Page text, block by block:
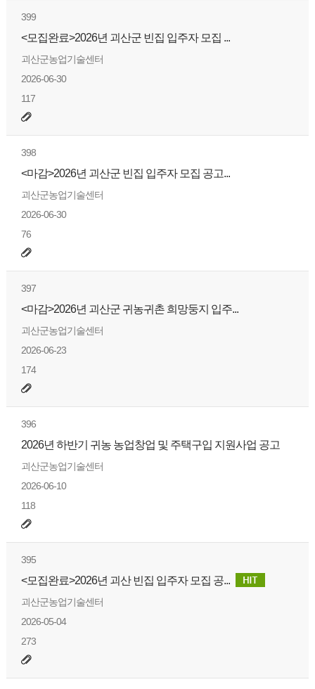
399
<모집완료>2026년 괴산군 빈집 입주자 모집 ...
괴산군농업기술센터
2026-06-30
117
398
<마감>2026년 괴산군 빈집 입주자 모집 공고...
괴산군농업기술센터
2026-06-30
76
397
<마감>2026년 괴산군 귀농귀촌 희망둥지 입주...
괴산군농업기술센터
2026-06-23
174
396
2026년 하반기 귀농 농업창업 및 주택구입 지원사업 공고
괴산군농업기술센터
2026-06-10
118
395
<모집완료>2026년 괴산 빈집 입주자 모집 공...
괴산군농업기술센터
2026-05-04
273